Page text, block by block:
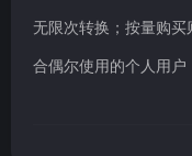
无限次转换；按量购
合偶尔使用的个人用户